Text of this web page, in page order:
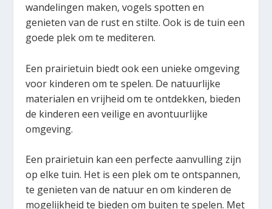
wandelingen maken, vogels spotten en
genieten van de rust en stilte. Ook is de tuin een
goede plek om te mediteren.
Een prairietuin biedt ook een unieke omgeving
voor kinderen om te spelen. De natuurlijke
materialen en vrijheid om te ontdekken, bieden
de kinderen een veilige en avontuurlijke
omgeving.
Een prairietuin kan een perfecte aanvulling zijn
op elke tuin. Het is een plek om te ontspannen,
te genieten van de natuur en om kinderen de
mogelijkheid te bieden om buiten te spelen. Met